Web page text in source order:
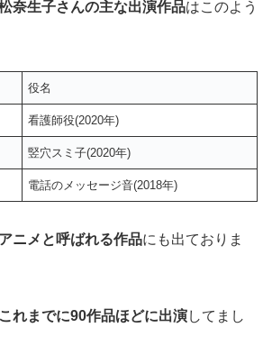
奈生子さんの主な出演作品はこのよう
役名
看護師役(2020年)
竪穴スミ子(2020年)
電話のメッセージ音(2018年)
ニメと呼ばれる作品にも出ておりま
れまでに90作品ほどに出演してまし